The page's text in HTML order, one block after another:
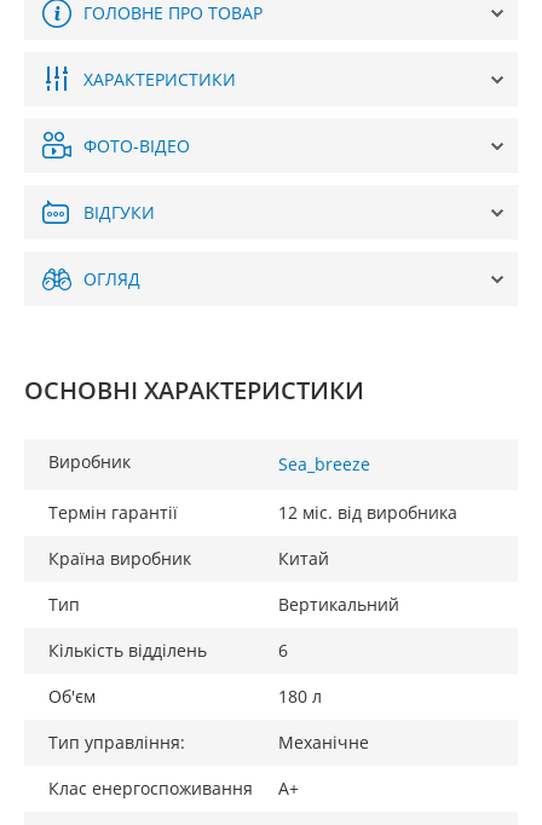
ГОЛОВНЕ ПРО ТОВАР
ХАРАКТЕРИСТИКИ
ФОТО-ВІДЕО
ВІДГУКИ
ОГЛЯД
ОСНОВНІ ХАРАКТЕРИСТИКИ
Виробник Sea_breeze
Термін гарантії
12 міс. від виробника
Країна виробник
Китай
Тип
Вертикальний
Кількість відділень
6
Об'єм
180 л
Тип управління:
Механічне
Клас енергоспоживання
A+